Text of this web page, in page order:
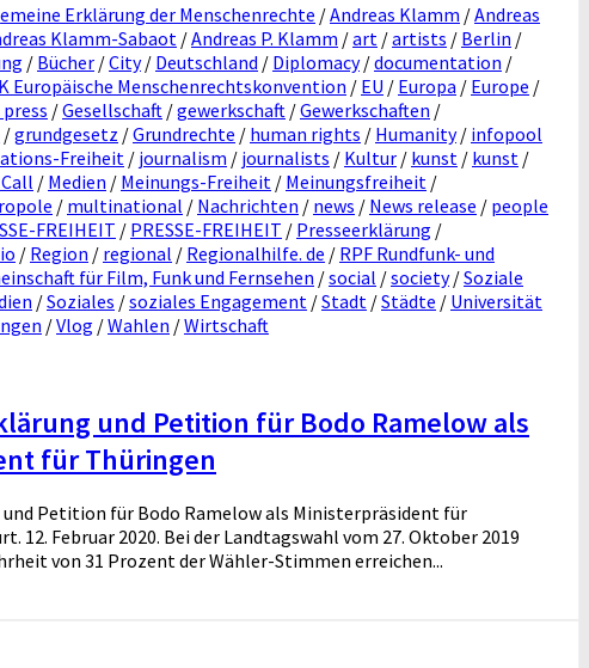
Erklärung der Menschenrechte /Andreas Klamm /Andreas
Klamm-Sabaot /Andreas P. Klamm /art /artists / Berlin /
/ Bücher /City/ Deutschland / Diplomacy/documentation /
Europäische Menschenrechtskonvention / EU / Europa / Europe /
/Gesellschaft /gewerkschaft /Gewerkschaften /
/grundgesetz /Grundrechte / human rights / Humanity/ infopool
Freiheit / journalism / journalists / Kultur / kunst / kunst /
/ Medien / Meinungs-Freiheit / Meinungsfreiheit /
/ multinational / Nachrichten / news / News release / people
FREIHEIT / PRESSE-FREIHEIT / Presseerklärung /
/ Region / regional / Regionalhilfe. de / RPF Rundfunk- und
für Film, Funk und Fernsehen /social /society/Soziale
/Soziales /soziales Engagement /Stadt /Städte / Universität
/Vlog /Wahlen /Wirtschaft
und Petition für Bodo Ramelow als
für Thüringen
Petition für Bodo Ramelow als Ministerpräsident für
12. Februar 2020. Bei der Landtagswahl vom 27. Oktober 2019
von 31 Prozent der Wähler-Stimmen erreichen...